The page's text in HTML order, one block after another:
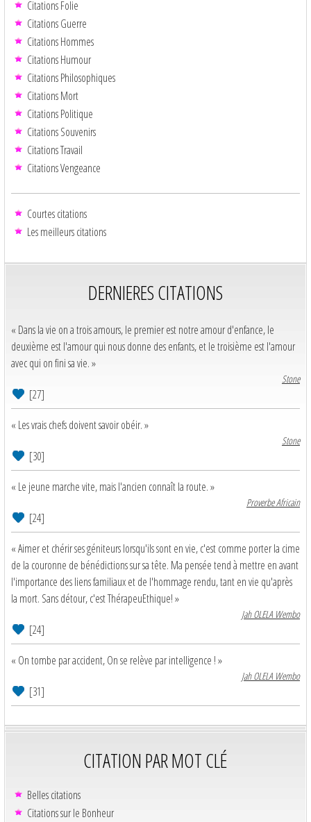
Citations Folie
Citations Guerre
Citations Hommes
Citations Humour
Citations Philosophiques
Citations Mort
Citations Politique
Citations Souvenirs
Citations Travail
Citations Vengeance
Courtes citations
Les meilleurs citations
DERNIERES CITATIONS
« Dans la vie on a trois amours, le premier est notre amour d'enfance, le
deuxième est l'amour qui nous donne des enfants, et le troisième est l'amour
avec qui on fini sa vie. »
Stone
[27]
« Les vrais chefs doivent savoir obéir. »
Stone
[30]
« Le jeune marche vite, mais l'ancien connaît la route. »
Proverbe Africain
[24]
« Aimer et chérir ses géniteurs lorsqu'ils sont en vie, c'est comme porter la cime
de la couronne de bénédictions sur sa tête. Ma pensée tend à mettre en avant
l'importance des liens familiaux et de l'hommage rendu, tant en vie qu'après
la mort. Sans détour, c'est ThérapeuEthique! »
Jah OLELA Wembo
[24]
« On tombe par accident, On se relève par intelligence ! »
Jah OLELA Wembo
[31]
CITATION PAR MOT CLÉ
Belles citations
Citations sur le Bonheur